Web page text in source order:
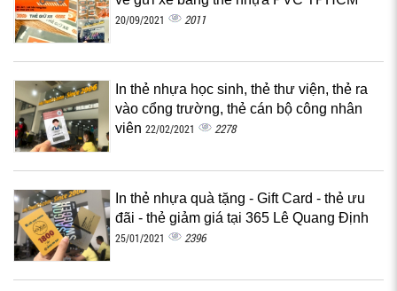
20/09/2021 2011
In thẻ nhựa học sinh, thẻ thư viện, thẻ ra
vào cổng trường, thẻ cán bộ công nhân
viên 22/02/2021 2278
In thẻ nhựa quà tặng - Gift Card - thẻ ưu
đãi - thẻ giảm giá tại 365 Lê Quang Định
25/01/2021 2396